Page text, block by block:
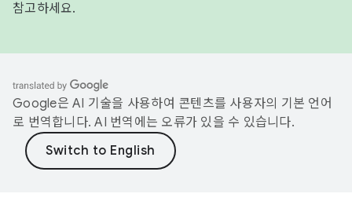
참고하세요.
Google은 AI 기술을 사용하여 콘텐츠를 사용자의 기본 언어
로 번역합니다. AI 번역에는 오류가 있을 수 있습니다.